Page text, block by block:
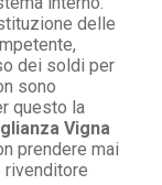
delle
dei soldi per
sono
questo la
Vigna
prendere mai
rivenditore